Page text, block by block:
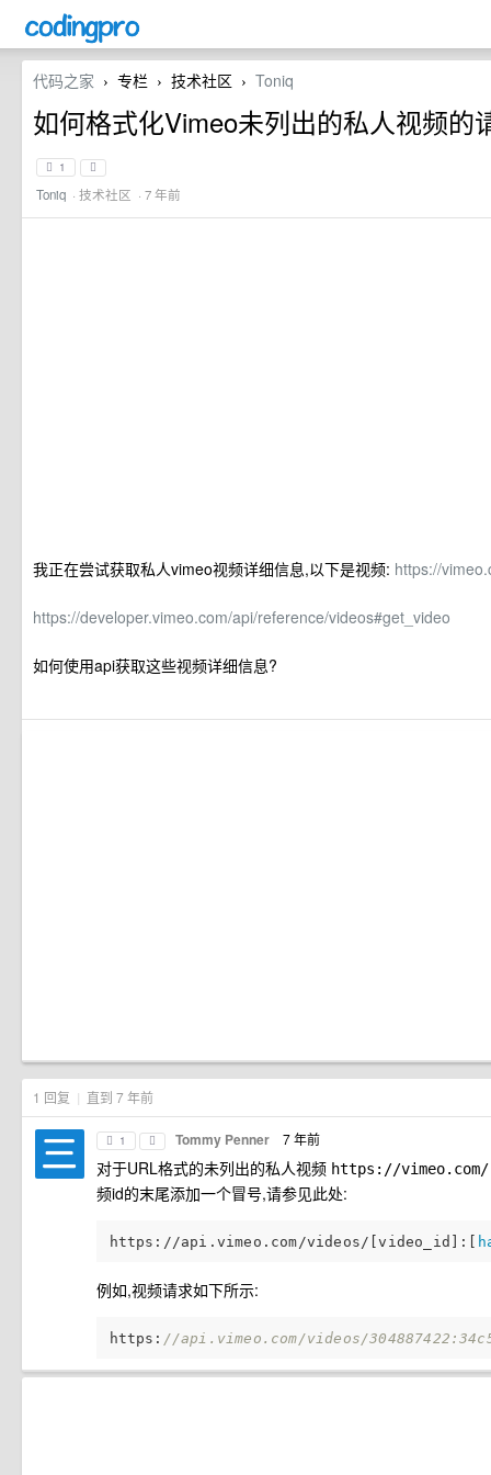
代码之家 › 专栏 › 技术社区 › Toniq
如何格式化Vimeo未列出的私人视频的
1
Toniq · 技术社区 · 7 年前
我正在尝试获取私人vimeo视频详细信息,以下是视频: https://
https://developer.vimeo.com/api/reference/videos#get_video
如何使用api获取这些视频详细信息?
1 回复 | 直到 7 年前
1 Tommy Penner 7 年前
对于URL格式的未列出的私人视频 https://
频id的末尾添加一个冒号,请参见此处:
https://api.vimeo.com/videos/[video_id]:[
例如,视频请求如下所示:
https: //api.vimeo.com/videos/